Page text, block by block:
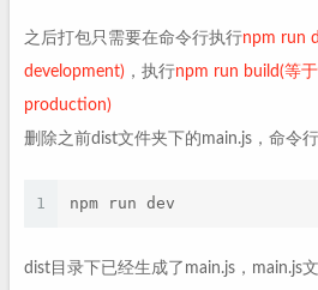
之后打包只需要在命令行执行npm run
development) ，执行npm run build(等
production)
删除之前dist文件夹下的main.js，命令
1 npm run dev
dist目录下已经生成了main.js，main.js